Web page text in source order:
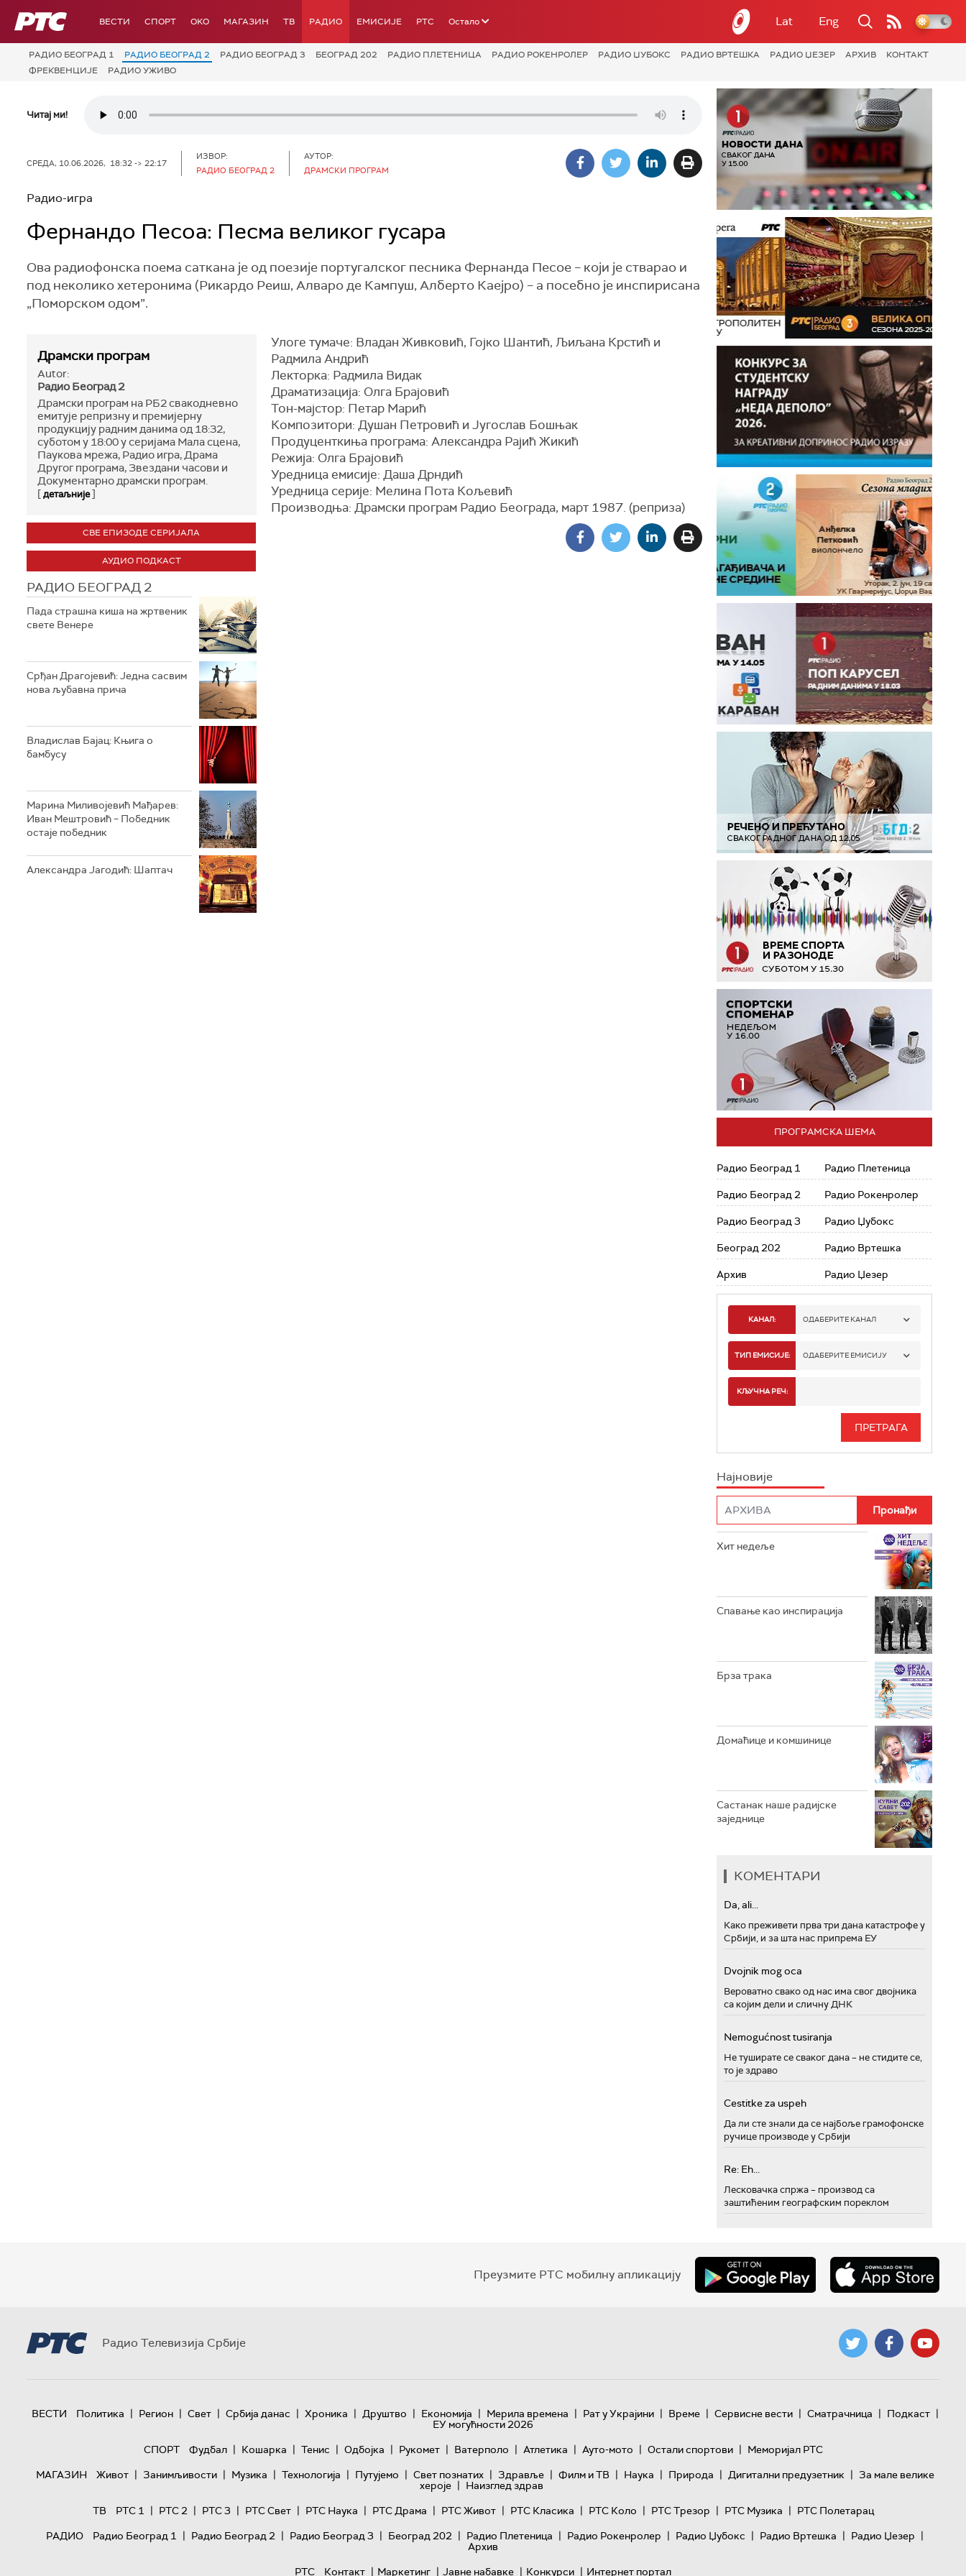
РТС ВЕСТИ СПОРТ OKO МАГАЗИН ТВ РАДИО ЕМИСИЈЕ РТС Остало Lat Eng
РАДИО БЕОГРАД 1 РАДИО БЕОГРАД 2 РАДИО БЕОГРАД 3 БЕОГРАД 202 РАДИО ПЛЕТЕНИЦА РАДИО РОКЕНРОЛЕР РАДИО ЏУБОКС РАДИО ВРТЕШКА РАДИО ЏЕЗЕР АРХИВ
КОНТАКТ
ФРЕКВЕНЦИЈЕ
РАДИО УЖИВО
Читај ми!
СРЕДА, 10.06.2026, 18:32 -> 22:17
ИЗВОР:
РАДИО БЕОГРАД 2
АУТОР:
ДРАМСКИ ПРОГРАМ
Радио-игра
Фернандо Песоа: Песма великог гусара
Ова радиофонска поема саткана је од поезије португалског песника Фернанда Песое – који је стварао и
под неколико хетеронима (Рикардо Реиш, Алваро де Кампуш, Алберто Каејро) – а посебно је инспирисана
„Поморском одом”.
Драмски програм
Autor:
Радио Београд 2
Драмски програм на РБ2 свакодневно
емитује репризну и премијерну
продукцију радним данима од 18:32,
суботом у 18:00 у серијама Мала сцена,
Паукова мрежа, Радио игра, Драма
Другог програма, Звездани часови и
Документарно драмски програм.
[детаљније]
СВЕ ЕПИЗОДЕ СЕРИЈАЛА
АУДИО ПОДКАСТ
РАДИО БЕОГРАД 2
Пада страшна киша на жртвеник
свете Венере
Срђан Драгојевић: Једна сасвим
нова љубавна прича
Владислав Бајац: Књига о
бамбусу
Марина Миливојевић Мађарев:
Иван Мештровић – Победник
остаје победник
Александра Јагодић: Шаптач
Улоге тумаче: Владан Живковић, Гојко Шантић, Љиљана Крстић и
Радмила Андрић
Лекторка: Радмила Видак
Драматизација: Олга Брајовић
Тон-мајстор: Петар Марић
Композитори: Душан Петровић и Југослав Бошњак
Продуценткиња програма: Александра Рајић Жикић
Режија: Олга Брајовић
Уредница емисије: Даша Дрндић
Уредница серије: Мелина Пота Кољевић
Производња: Драмски програм Радио Београда, март 1987. (реприза)
ПРОГРАМСКА ШЕМА
Радио Београд 1
Радио Београд 2
Радио Београд 3
Београд 202
Архив
Радио Плетеница
Радио Рокенролер
Радио Џубокс
Радио Вртешка
Радио Џезер
КАНАЛ: ОДАБЕРИТЕ КАНАЛ
РАДИО БЕОГРАД 1
РАДИО БЕОГРАД 3
РАДИО РОКЕНРОЛЕР
РАДИО ЏУБОКС
РАДИО ВРТЕШКА
РАДИО ЏЕЗЕР
ТИП ЕМИСИЈЕ: ОДАБЕРИТЕ ЕМИСИЈУ
ИНФО
КЉУЧНА РЕЧ:
Најновије
Хит недеље
Спавање као инспирација
Брза трака
Домаћице и комшинице
Састанак наше радијске
заједнице
КОМЕНТАРИ
Da, ali...
Како преживети прва три дана катастрофе у
Србији, и за шта нас припрема ЕУ
Dvojnik mog oca
Вероватно свако од нас има свог двојника
са којим дели и сличну ДНК
Nemogućnost tusiranja
Не туширате се сваког дана – не стидите се,
то је здраво
Cestitke za uspeh
Да ли сте знали да се најбоље грамофонске
ручице производе у Србији
Re: Eh...
Лесковачка спржа – производ са
заштићеним географским пореклом
Преузмите РТС мобилну апликацију
Радио Телевизија Србије
ВЕСТИ Политика | Регион | Свет | Србија данас | Хроника | Друштво | Економија | Мерила времена | Рат у Украјини | Време | Сервисне вести | Сматрачница | Подкаст |
ЕУ могућности 2026
СПОРТ
Фудбал | Кошарка | Тенис | Одбојка | Рукомет | Ватерполо | Атлетика | Ауто-мото | Остали спортови | Меморијал РТС
МАГАЗИН
Живот | Занимљивости | Музика | Технологијa | Путујемо | Свет познатих | Здравље | Филм и ТВ | Наука | Природа | Дигитални предузетник | За мале велике
хероје | Наизглед здрав
ТВ
РТС 1 | РТС 2 | РТС 3 | РТС Свет | РТС Наука | РТС Драма | РТС Живот | РТС Класика | РТС Коло | РТС Трезор | РТС Музика | РТС Полетарац
РАДИО
Радио Београд 1 | Радио Београд 2 | Радио Београд 3 | Београд 202 | Радио Плетеница | Радио Рокенролер | Радио Џубокс | Радио Вртешка | Радио Џезер |
Архив
РТС
Контакт | Маркетинг | Јавне набавке | Конкурси | Интернет портал